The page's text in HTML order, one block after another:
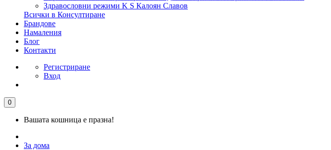
Здравословни режими K S Калоян Славов
Всички в Консултиране
Брандове
Намаления
Блог
Контакти
Регистриране
Вход
0
Вашата кошница е празна!
За дома